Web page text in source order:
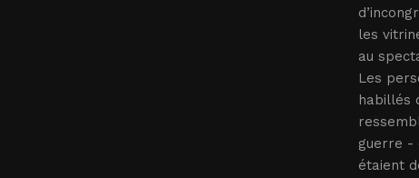
les
au
Les
habillés
guerre -
étaient